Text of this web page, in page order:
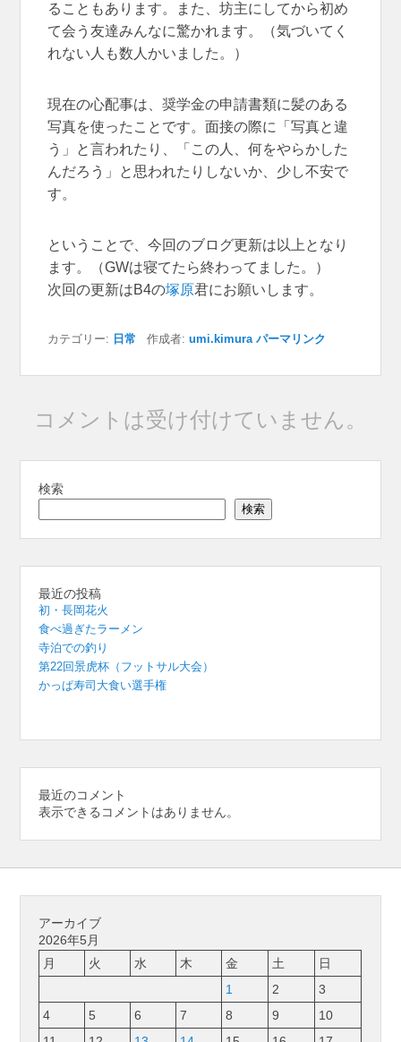
ることもあります。また、坊主にしてから初め
て会う友達みんなに驚かれます。（気づいてく
れない人も数人かいました。）
現在の心配事は、奨学金の申請書類に髪のある
写真を使ったことです。面接の際に「写真と違
う」と言われたり、「この人、何をやらかした
んだろう」と思われたりしないか、少し不安で
す。
ということで、今回のブログ更新は以上となり
ます。（GWは寝てたら終わってました。）
次回の更新はB4の塚原君にお願いします。
カテゴリー: 日常 作成者:umi.kimura パーマリンク
コメントは受け付けていません。
検索
検索
最近の投稿
初・長岡花火
食べ過ぎたラーメン
寺泊での釣り
第22回景虎杯（フットサル大会）
かっぱ寿司大食い選手権
最近のコメント
表示できるコメントはありません。
アーカイブ
2026年5月
月
火 水 木 金 土
日
1
2
3
4
5 6 7 8 9
10